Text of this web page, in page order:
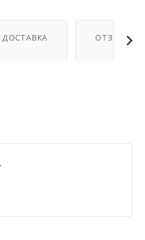
ДОСТАВКА ОТЗЫВЫ